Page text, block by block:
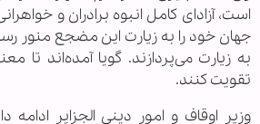
است، آزادای کامل انبوه برادران و
جهان خود را به زیارت این مضجع منور
به زیارت می‌پردازند. گویا آمده‌اند تا
تقویت کنند.
وزیر اوقاف و امور دینی الجزایر ادامه